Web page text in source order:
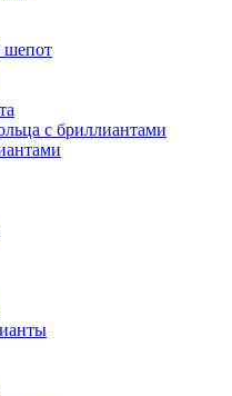
шепот
с бриллиантами